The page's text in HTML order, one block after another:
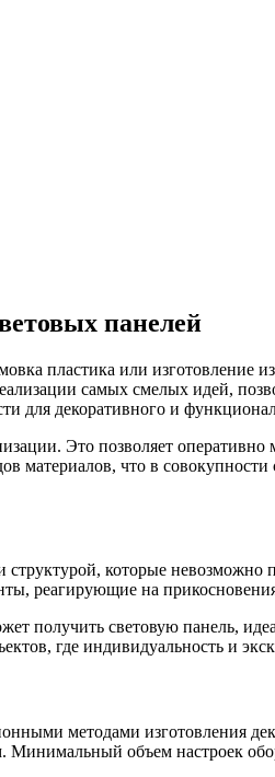
панелей
пластика или
самых смелых идей,
для декоративного и
Это позволяет оперативно
материалов, что в
структурой, которые
реагирующие на
получить световую панель,
где индивидуальность и
методами изготовления
объем настроек